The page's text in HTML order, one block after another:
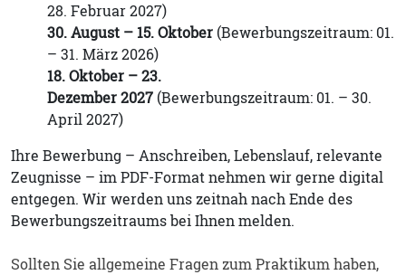
28. Februar 2027)
30. August – 15. Oktober (Bewerbungszeitraum: 01.
– 31. März 2026)
18. Oktober – 23.
Dezember 2027 (Bewerbungszeitraum: 01. – 30.
April 2027)
Ihre Bewerbung – Anschreiben, Lebenslauf, relevante
Zeugnisse – im PDF-Format nehmen wir gerne digital
entgegen. Wir werden uns zeitnah nach Ende des
Bewerbungszeitraums bei Ihnen melden.
Sollten Sie allgemeine Fragen zum Praktikum haben,